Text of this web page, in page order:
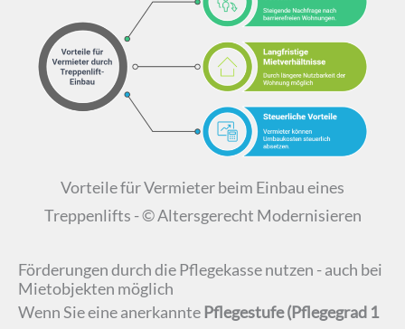
Vorteile für Vermieter beim Einbau eines
Treppenlifts - © Altersgerecht Modernisieren
Förderungen durch die Pflegekasse nutzen - auch bei
Mietobjekten möglich
Wenn Sie eine anerkanntePflegestufe (Pflegegrad 1